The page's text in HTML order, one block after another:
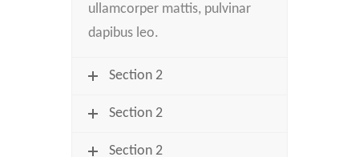
ullamcorper mattis, pulvinar
dapibus leo.
Section 2
Section 2
Section 2